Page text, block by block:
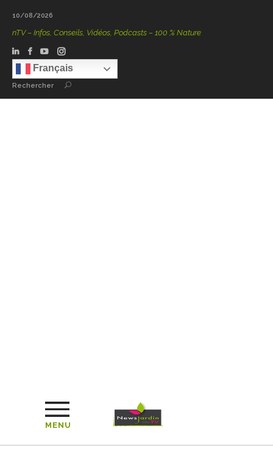
10/08/2026
– Infos, Conseils, Vidéos, Podcasts – 100 % Nature
Français
Rechercher
MENU